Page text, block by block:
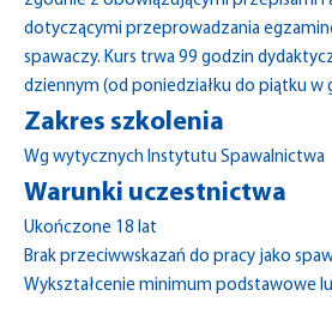
dotyczącymi przeprowadzania
spawaczy. Kurs trwa 99 godzin
dziennym (od poniedziałku do piątku w
Zakres szkolenia
Wg wytycznych Instytutu Spawalnictwa
Warunki uczestnictwa
Ukończone 18 lat
Brak przeciwwskazań do pracy jako
Wykształcenie minimum podstawowe